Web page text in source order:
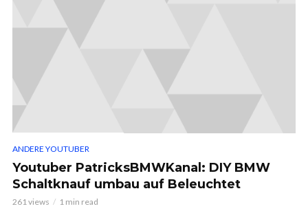
ANDERE YOUTUBER
Youtuber PatricksBMWKanal: DIY BMW
Schaltknauf umbau auf Beleuchtet
261 views 1 min read